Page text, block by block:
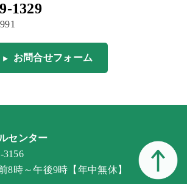
1329
お問合せフォーム
センター
時～午後9時【年中無休】